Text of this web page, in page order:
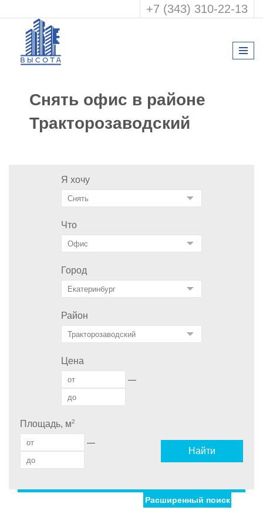
+7 (343) 310-22-13
Снять офис в районе
Тракторозаводский
Я хочу
Что
Город
Район
Цена
—
Площадь, м2
—
Найти
Дом С фото
Расширенный поиск